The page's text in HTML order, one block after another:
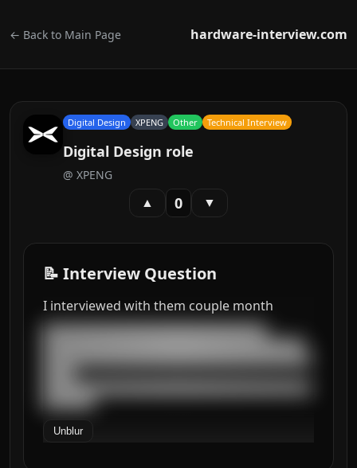
← Back to Main Page hardware-interview.com
Digital Design XPENG Other Technical Interview
Digital Design role
@ XPENG
▲ 0 ▼
📝 Interview Question
I interviewed with them couple month
███████████████████████████████████
█████████████████████████████████████████
██████████████████████████████████████████
████████
Unblur